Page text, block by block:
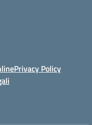
Privacy Policy